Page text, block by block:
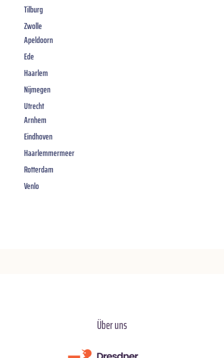
Tilburg
Zwolle
Apeldoorn
Ede
Haarlem
Nijmegen
Utrecht
Arnhem
Eindhoven
Haarlemmermeer
Rotterdam
Venlo
Über uns